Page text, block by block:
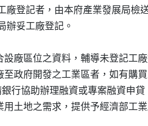
辦工廠登記者，由本府產業發展局
局辦妥工廠登記。
合設廠區位之資料，輔導未登記工
遷廠至政府開發之工業區者，如有
請銀行協助辦理融資或專案融資申貸
工業用土地之需求，提供予經濟部